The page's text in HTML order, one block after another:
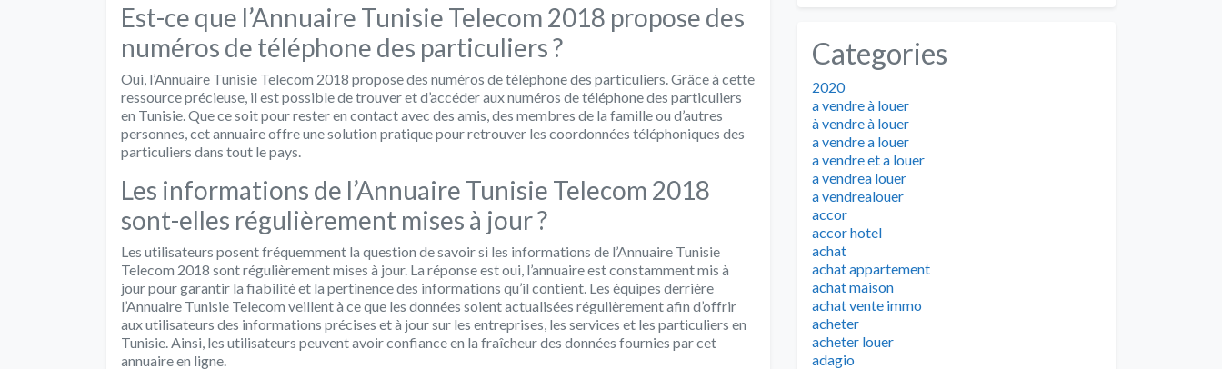
Est-ce que l’Annuaire Tunisie Telecom 2018 propose des
numéros de téléphone des particuliers ?
Oui, l’Annuaire Tunisie Telecom 2018 propose des numéros de téléphone des particuliers. Grâce à cette
ressource précieuse, il est possible de trouver et d’accéder aux numéros de téléphone des particuliers
en Tunisie. Que ce soit pour rester en contact avec des amis, des membres de la famille ou d’autres
personnes, cet annuaire offre une solution pratique pour retrouver les coordonnées téléphoniques des
particuliers dans tout le pays.
Les informations de l’Annuaire Tunisie Telecom 2018
sont-elles régulièrement mises à jour ?
Les utilisateurs posent fréquemment la question de savoir si les informations de l’Annuaire Tunisie
Telecom 2018 sont régulièrement mises à jour. La réponse est oui, l’annuaire est constamment mis à
jour pour garantir la fiabilité et la pertinence des informations qu’il contient. Les équipes derrière
l’Annuaire Tunisie Telecom veillent à ce que les données soient actualisées régulièrement afin d’offrir
aux utilisateurs des informations précises et à jour sur les entreprises, les services et les particuliers en
Tunisie. Ainsi, les utilisateurs peuvent avoir confiance en la fraîcheur des données fournies par cet
annuaire en ligne.
Categories
2020
a vendre à louer
à vendre à louer
a vendre a louer
a vendre et a louer
a vendrea louer
a vendrealouer
accor
accor hotel
achat
achat appartement
achat maison
achat vente immo
acheter
acheter louer
adagio